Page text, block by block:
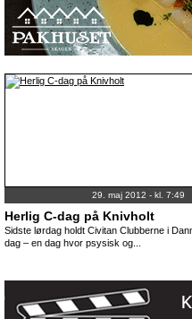
29. maj 2012 - kl. 7:49
Herlig C-dag på Knivholt
Sidste lørdag holdt Civitan Clubberne i
dag – en dag hvor psysisk og...